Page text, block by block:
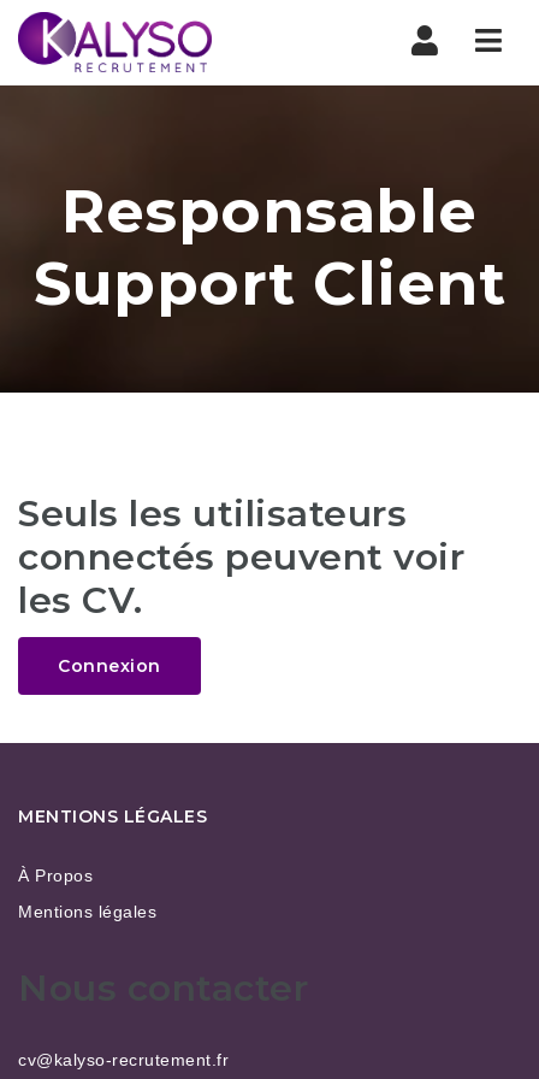
Responsable
Support Client
Seuls les utilisateurs
connectés peuvent voir
les CV.
Connexion
MENTIONS LÉGALES
À Propos
Mentions légales
Nous contacter
cv@kalyso-recrutement.fr